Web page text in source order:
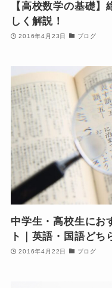
【高校数学の基礎
しく解説！
2016年4月23日 ブログ
中学生・高校生にお
ト｜英語・国語ど
2016年4月22日 ブログ